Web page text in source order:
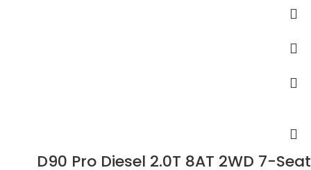
D90 Pro Diesel 2.0T 8AT 2WD 7-Seat